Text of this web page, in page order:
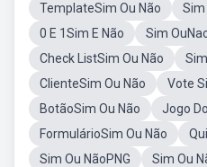
TemplateSim Ou Não
Sim
0 E 1Sim E Não
Sim
Check ListSim Ou Não
ClienteSim Ou Não
Vote
BotãoSim Ou Não
Jogo
FormulárioSim Ou Não
Sim Ou NãoPNG
Sim Ou